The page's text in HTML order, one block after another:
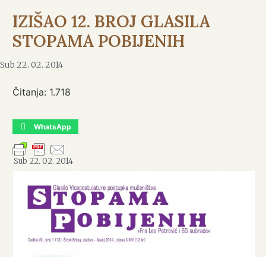
IZIŠAO 12. BROJ GLASILA
STOPAMA POBIJENIH
Sub 22. 02. 2014
Čitanja: 1.718
WhatsApp
Sub 22. 02. 2014